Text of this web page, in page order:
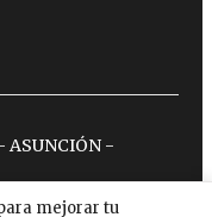
mejorar tu
ASUNCIÓN -